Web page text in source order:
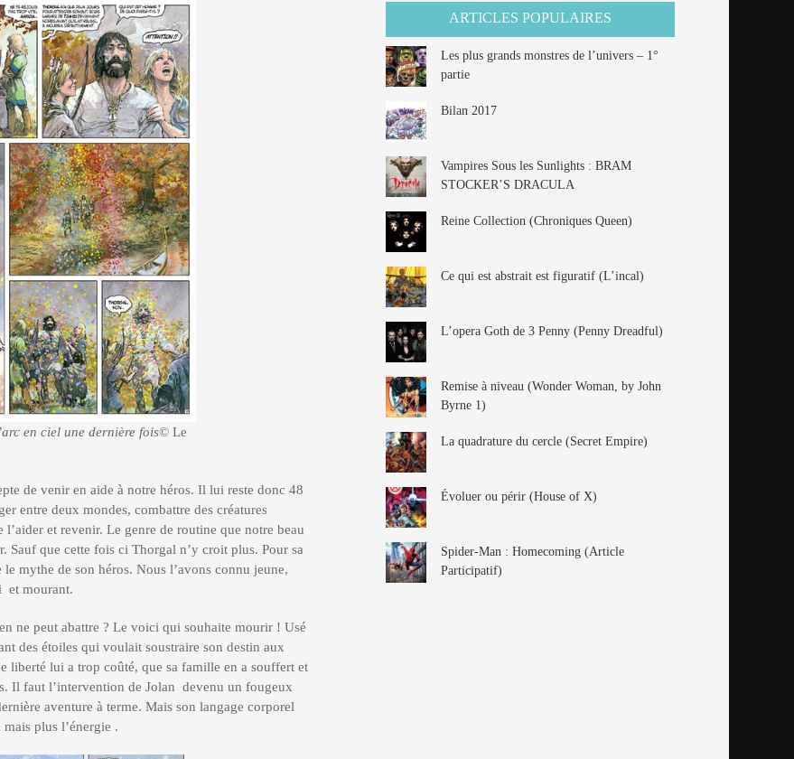
en ciel une dernière fois© Le
de venir en aide à notre héros. Il lui reste donc 48
entre deux mondes, combattre des créatures
et revenir. Le genre de routine que notre beau
Sauf que cette fois ci Thorgal n’y croit plus. Pour sa
mythe de son héros. Nous l’avons connu jeune,
et mourant.
ne peut abattre ? Le voici qui souhaite mourir ! Usé
des étoiles qui voulait soustraire son destin aux
liberté lui a trop coûté, que sa famille en a souffert et
Il faut l’intervention de Jolan devenu un fougeux
aventure à terme. Mais son langage corporel
mais plus l’énergie .
ARTICLES POPULAIRES
Les plus grands monstres de l’univers – 1°
partie
Bilan 2017
Vampires Sous les Sunlights : BRAM
STOCKER’S DRACULA
Reine Collection (Chroniques Queen)
Ce qui est abstrait est figuratif (L’incal)
L’opera Goth de 3 Penny (Penny Dreadful)
Remise à niveau (Wonder Woman, by John
Byrne 1)
La quadrature du cercle (Secret Empire)
Évoluer ou périr (House of X)
Spider-Man : Homecoming (Article
Participatif)